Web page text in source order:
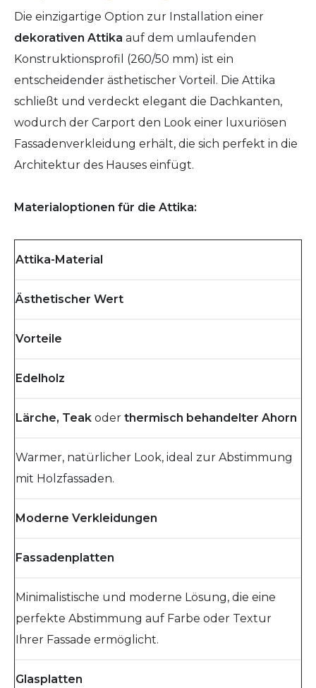
Die einzigartige Option zur Installation einer
dekorativen Attika auf dem umlaufenden
Konstruktionsprofil (260/50 mm) ist ein
entscheidender ästhetischer Vorteil. Die Attika
schließt und verdeckt elegant die Dachkanten,
wodurch der Carport den Look einer luxuriösen
Fassadenverkleidung erhält, die sich perfekt in die
Architektur des Hauses einfügt.
Materialoptionen für die Attika:
Attika-Material
Ästhetischer Wert
Vorteile
Edelholz
Lärche, Teak oder thermisch behandelter Ahorn
Warmer, natürlicher Look, ideal zur Abstimmung
mit Holzfassaden.
Moderne Verkleidungen
Fassadenplatten
Minimalistische und moderne Lösung, die eine
perfekte Abstimmung auf Farbe oder Textur
Ihrer Fassade ermöglicht.
Glasplatten